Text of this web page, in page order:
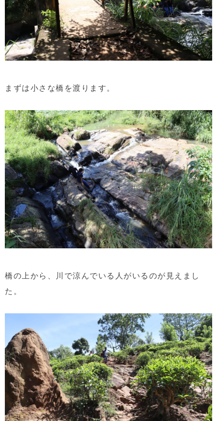
まずは小さな橋を渡ります。
橋の上から、川で涼んでいる人がいるのが見えまし
た。